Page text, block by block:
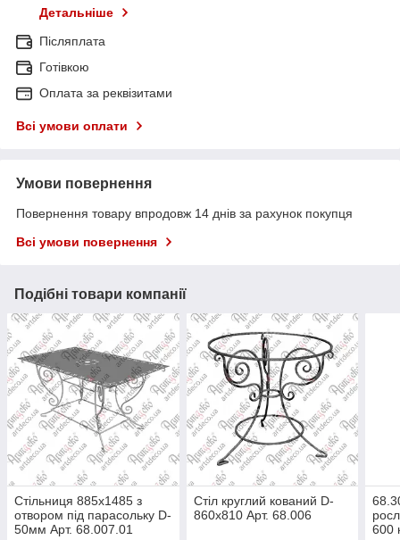
Детальніше
Післяплата
Готівкою
Оплата за реквізитами
Всі умови оплати
Умови повернення
Повернення товару впродовж 14 днів за рахунок покупця
Всі умови повернення
Подібні товари компанії
Стільниця 885х1485 з
отвором під парасольку D-
50мм Арт. 68.007.01
Стіл круглий кований D-
860х810 Арт. 68.006
600